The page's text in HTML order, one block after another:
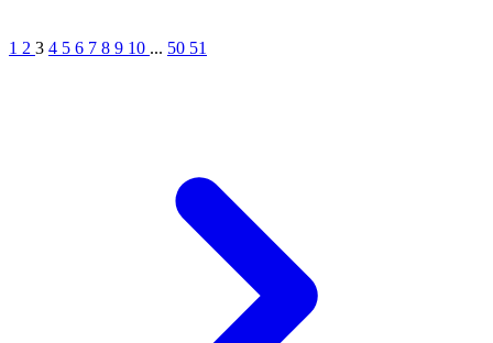
1 2 3 4 5 6 7 8 9 10 ... 50 51